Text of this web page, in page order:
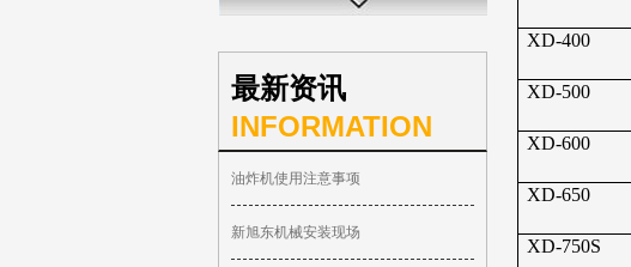
最新资讯
INFORMATION
油炸机使用注意事项
新旭东机械安装现场
XD-400
XD-500
XD-600
XD-650
XD-750S